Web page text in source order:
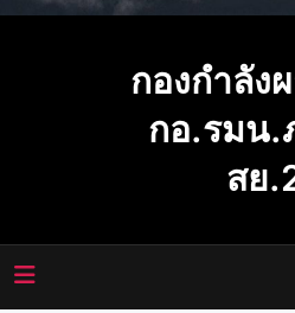
กองกำลัง
กอ.รมน.
สย